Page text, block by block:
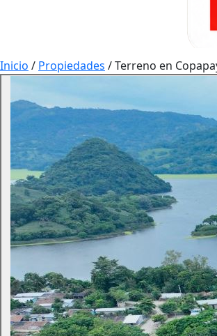
Inicio / Propiedades /Terreno en